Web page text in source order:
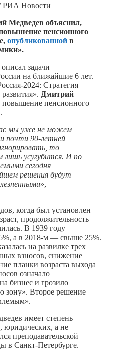
РИА Новости
Медведев объяснил,
пенсионного
опубликованной в
задачи
на ближайшие 6 лет.
2024: Стратегия
Дмитрий
повышение пенсионного
мы уже не можем
почти 90-летней
то
лишь усугубится. И по
сегодня
решения будут
», —
когда был установлен
продолжительность
В 1939 году
а в 2018-м — свыше 25%.
на развилке трех
взносов, снижение
планки возраста выхода
означало
бизнес и грозило
зону». Второе решение
имеет степень
юридических, а не
преподавательской
в Санкт-Петербурге.